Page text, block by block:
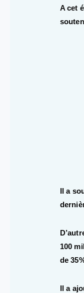
A cet
Il a
100
de
Il a